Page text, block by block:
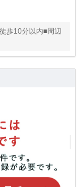
歩10分以内■周辺